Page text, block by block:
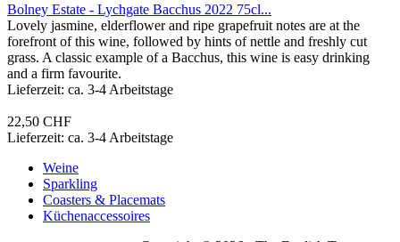
Bolney Estate - Lychgate Bacchus 2022 75cl...
Lovely jasmine, elderflower and ripe grapefruit notes are at the
forefront of this wine, followed by hints of nettle and freshly cut
grass. A classic example of a Bacchus, this wine is easy drinking
and a firm favourite.
Lieferzeit: ca. 3-4 Arbeitstage
22,50 CHF
Lieferzeit: ca. 3-4 Arbeitstage
Weine
Sparkling
Coasters & Placemats
Küchenaccessoires